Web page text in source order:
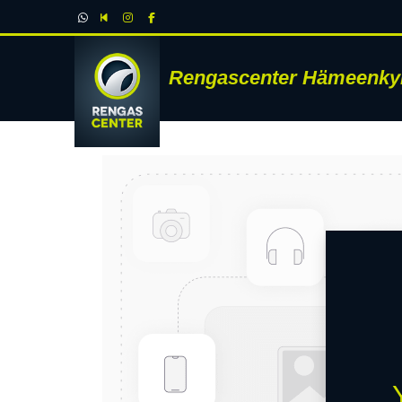
Rengascenter